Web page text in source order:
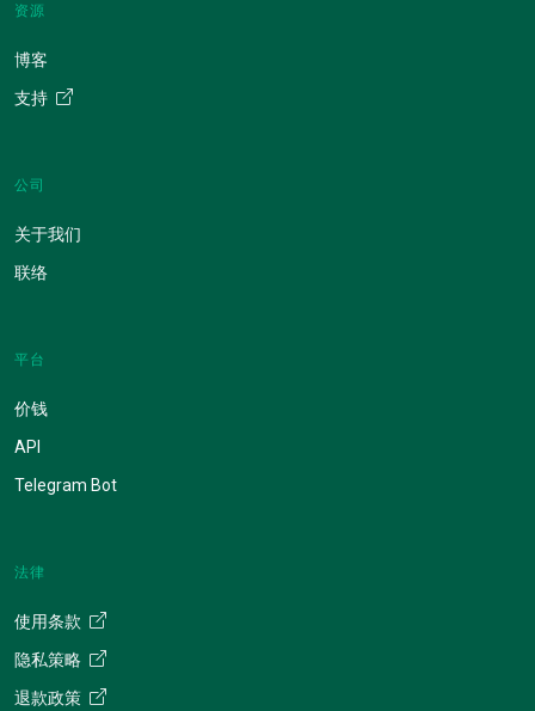
资源
博客
支持
公司
关于我们
联络
平台
价钱
API
Telegram Bot
法律
使用条款
隐私策略
退款政策